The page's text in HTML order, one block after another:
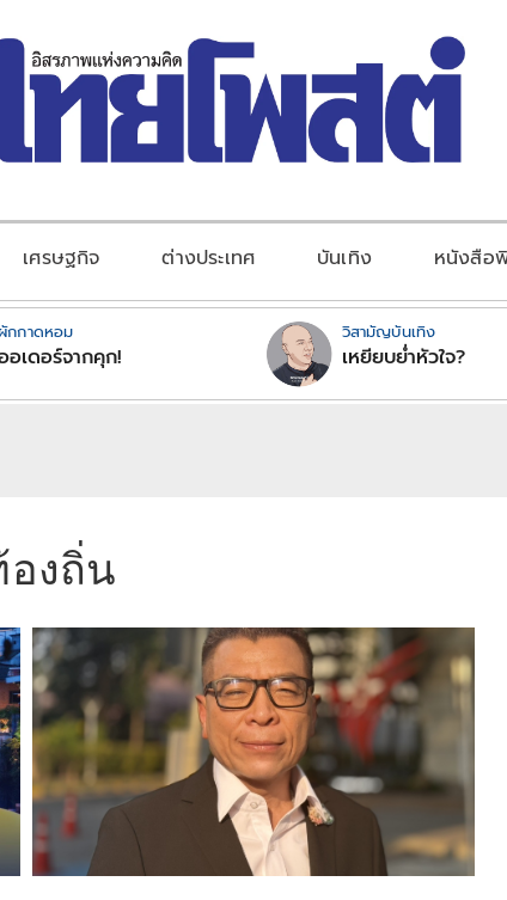
เศรษฐกิจ ต่างประเทศ บันเทิง หนังสือ
กกาดหอม
อเดอร์จากคุก!
วิสามัญบันเทิง
เหยียบย่ำหัวใจ?
องถิ่น